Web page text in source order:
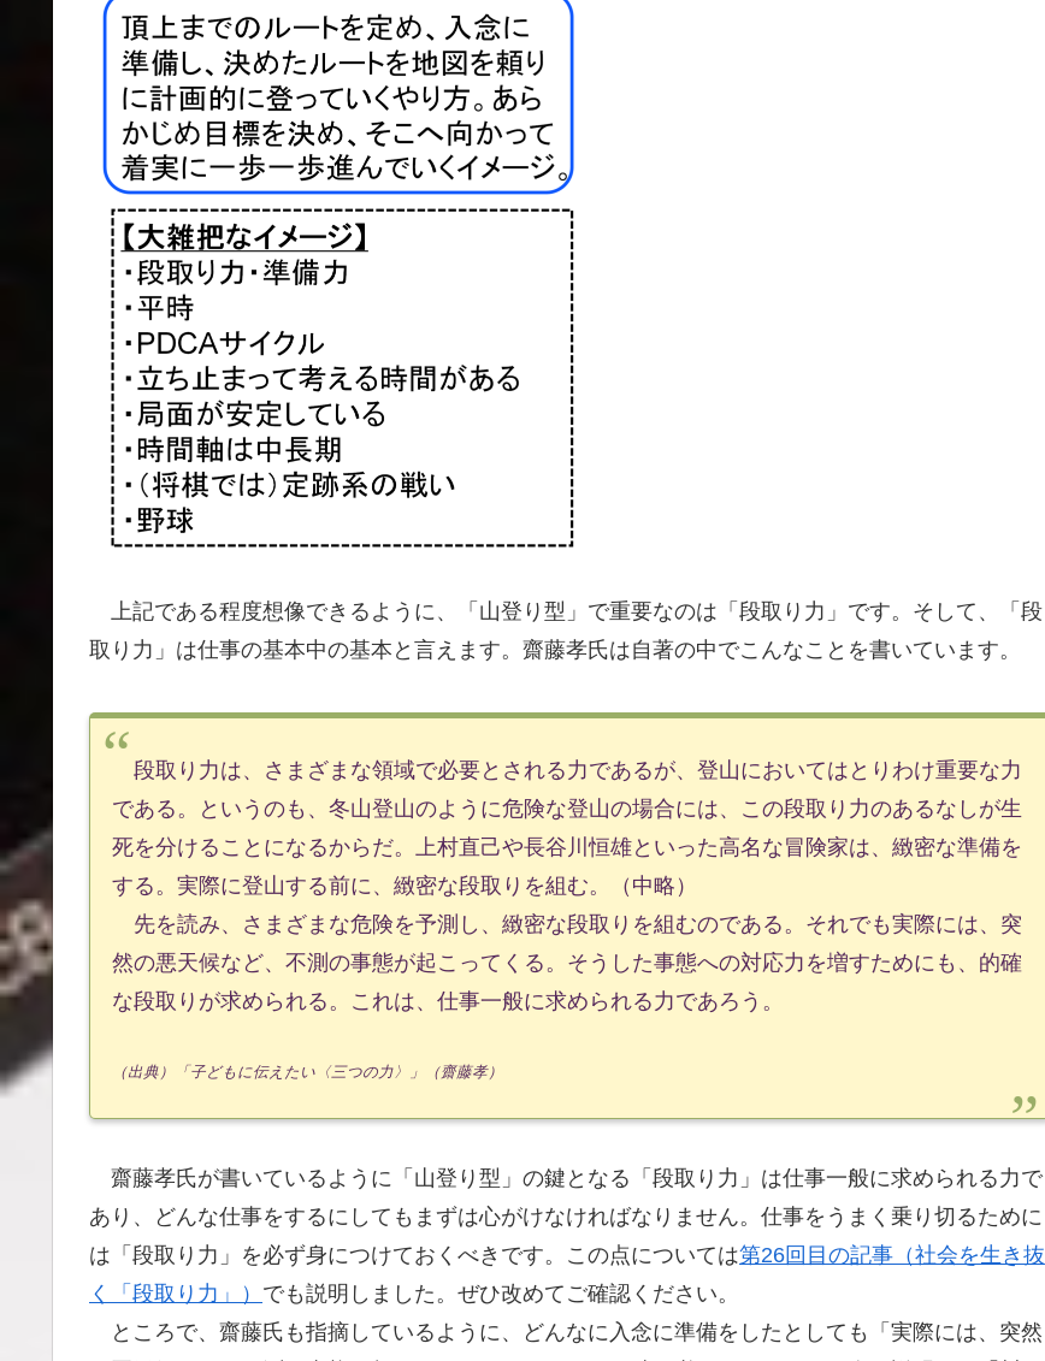
上記である程度想像できるように、「山登り型」で重要なのは「段取り力」です。そして、「段
取り力」は仕事の基本中の基本と言えます。齋藤孝氏は自著の中でこんなことを書いています。
段取り力は、さまざまな領域で必要とされる力であるが、登山においてはとりわけ重要な力
である。というのも、冬山登山のように危険な登山の場合には、この段取り力のあるなしが生
死を分けることになるからだ。上村直己や長谷川恒雄といった高名な冒険家は、緻密な準備を
する。実際に登山する前に、緻密な段取りを組む。（中略）
先を読み、さまざまな危険を予測し、緻密な段取りを組むのである。それでも実際には、突
然の悪天候など、不測の事態が起こってくる。そうした事態への対応力を増すためにも、的確
な段取りが求められる。これは、仕事一般に求められる力であろう。
（出典）「子どもに伝えたい〈三つの力〉」（齋藤孝）
齋藤孝氏が書いているように「山登り型」の鍵となる「段取り力」は仕事一般に求められる力で
あり、どんな仕事をするにしてもまずは心がけなければなりません。仕事をうまく乗り切るために
は「段取り力」を必ず身につけておくべきです。この点については第26回目の記事（社会を生き抜
く「段取り力」） でも説明しました。ぜひ改めてご確認ください。
ところで、齋藤氏も指摘しているように、どんなに入念に準備をしたとしても「実際には、突然